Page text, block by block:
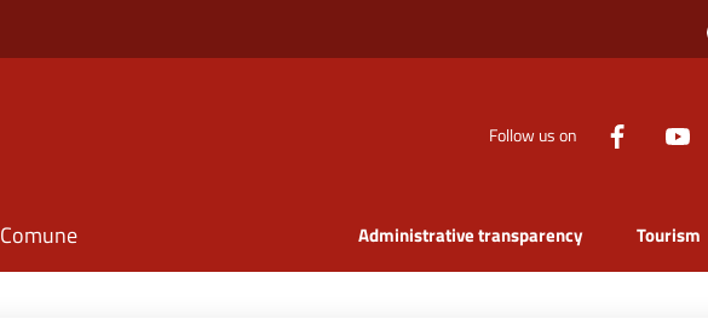
Follow us on
Administrative transparency Tourism